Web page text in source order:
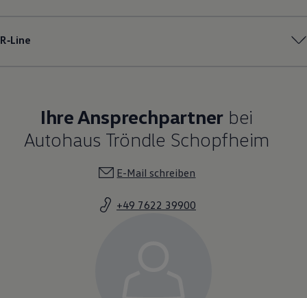
R‑Line
Ihre Ansprechpartner bei
Autohaus Tröndle Schopfheim
E-Mail schreiben
+49 7622 39900